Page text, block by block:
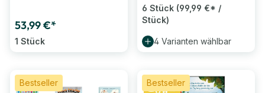
53,99 €*
1 Stück
6 Stück (99,99 €* /
Stück)
4 Varianten wählbar
Bestseller Bestseller